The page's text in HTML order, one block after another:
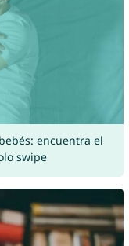
encuentra el
swipe